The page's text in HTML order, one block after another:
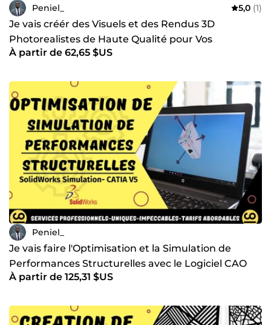
Peniel_ 5,0 (1)
Je vais créér des Visuels et des Rendus 3D
Photorealistes de Haute Qualité pour Vos
Présentations Pro
À partir de 62,65 $US
Peniel_
Je vais faire l'Optimisation et la Simulation de
Performances Structurelles avec le Logiciel CAO
SOLIDWORKS
À partir de 125,31 $US